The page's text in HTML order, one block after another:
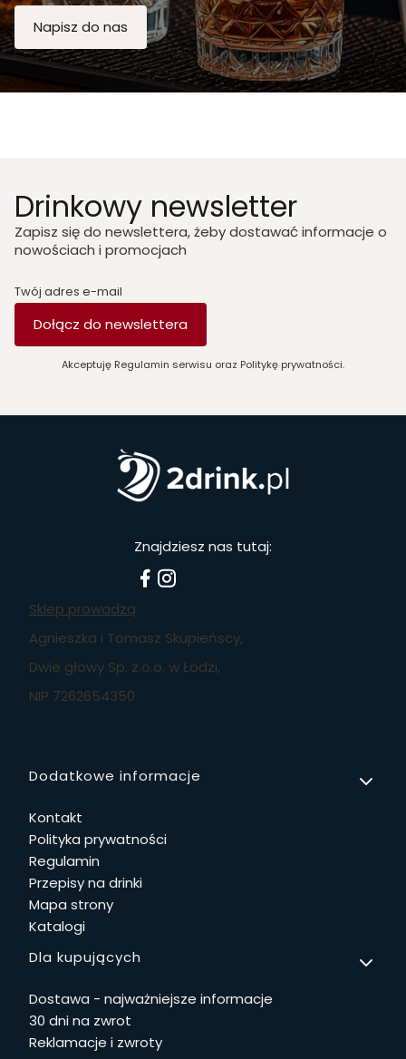
Napisz do nas
Drinkowy newsletter
Zapisz się do newslettera, żeby dostawać informacje o
nowościach i promocjach
Twój adres e-mail
Dołącz do newslettera
Akceptuję Regulamin serwisu oraz Politykę prywatności.
Znajdziesz nas tutaj:
Sklep prowadzą
Agnieszka i Tomasz Skupieńscy,
Dwie głowy Sp. z.o.o. w Łodzi,
NIP 7262654350
Linki w stopce
Dodatkowe informacje
Kontakt
Polityka prywatności
Regulamin
Przepisy na drinki
Mapa strony
Katalogi
Dla kupujących
Dostawa - najważniejsze informacje
30 dni na zwrot
Reklamacje i zwroty